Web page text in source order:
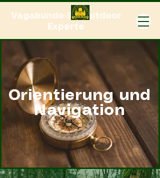
Vagabundo-Ihr Outdoor
Experte
Orientierung und
Navigation